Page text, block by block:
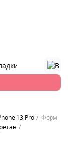
13 Pro
Форм